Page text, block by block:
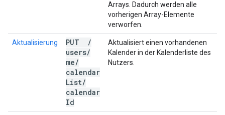
Arrays. Dadurch werden alle
vorherigen Array-Elemente
verworfen.
Aktualisierung PUT
/
users/
me/
calendar
List/
calendar
Id
Aktualisiert einen vorhandenen
Kalender in der Kalenderliste des
Nutzers.